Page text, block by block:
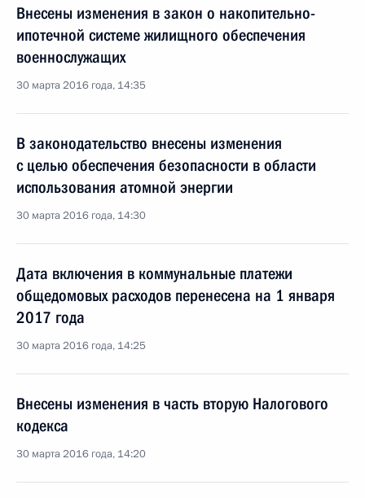
Внесены изменения в закон о накопительно-
ипотечной системе жилищного обеспечения
военнослужащих
30 марта 2016 года, 14:35
В законодательство внесены изменения
с целью обеспечения безопасности в области
использования атомной энергии
30 марта 2016 года, 14:30
Дата включения в коммунальные платежи
общедомовых расходов перенесена на 1 января
2017 года
30 марта 2016 года, 14:25
Внесены изменения в часть вторую Налогового
кодекса
30 марта 2016 года, 14:20